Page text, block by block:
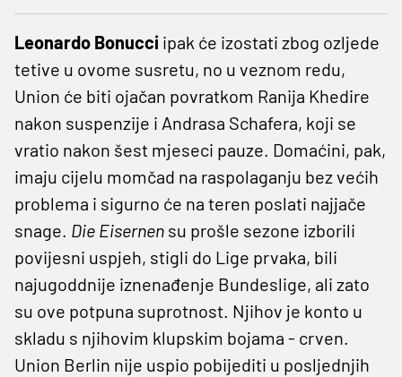
Leonardo Bonucci ipak će izostati zbog ozljede
tetive u ovome susretu, no u veznom redu,
Union će biti ojačan povratkom Ranija Khedire
nakon suspenzije i Andrasa Schafera, koji se
vratio nakon šest mjeseci pauze. Domaćini, pak,
imaju cijelu momčad na raspolaganju bez većih
problema i sigurno će na teren poslati najjače
snage. Die Eisernen su prošle sezone izborili
povijesni uspjeh, stigli do Lige prvaka, bili
najugoddnije iznenađenje Bundeslige, ali zato
su ove potpuna suprotnost. Njihov je konto u
skladu s njihovim klupskim bojama - crven.
Union Berlin nije uspio pobijediti u posljednjih